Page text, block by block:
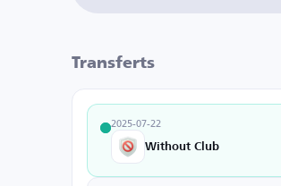
Transferts
2025-07-22
Without Club